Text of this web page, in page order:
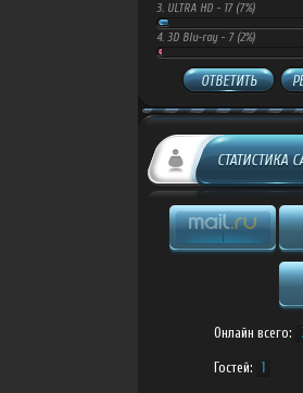
3. ULTRA HD - 17 (7%)
4. 3D Blu-ray - 7 (2%)
ОТВЕТИТЬ
СТАТИСТИКА
Онлайн всего:
Гостей: 1